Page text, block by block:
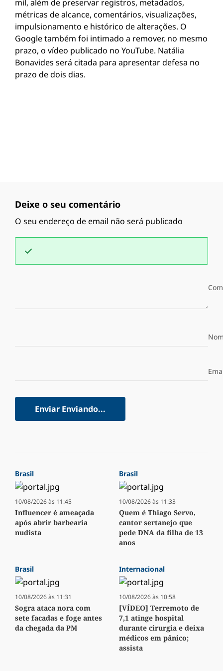
mil, além de preservar registros, metadados,
métricas de alcance, comentários, visualizações,
impulsionamento e histórico de alterações. O
Google também foi intimado a remover, no mesmo
prazo, o vídeo publicado no YouTube. Natália
Bonavides será citada para apresentar defesa no
prazo de dois dias.
Deixe o seu comentário
O seu endereço de email não será publicado
Enviar Enviando...
Brasil
10/08/2026 às 11:45
Influencer é ameaçada
após abrir barbearia
nudista
Brasil
10/08/2026 às 11:33
Quem é Thiago Servo,
cantor sertanejo que
pede DNA da filha de 13
anos
Brasil
10/08/2026 às 11:31
Sogra ataca nora com
sete facadas e foge antes
da chegada da PM
Internacional
10/08/2026 às 10:58
[VÍDEO] Terremoto de
7,1 atinge hospital
durante cirurgia e deixa
médicos em pânico;
assista